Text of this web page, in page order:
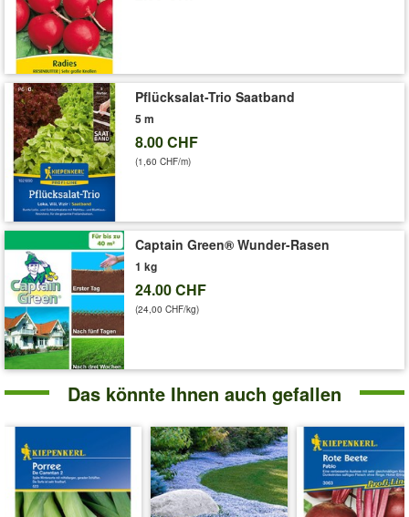
Pflücksalat-Trio Saatband
5 m
8.00 CHF
(1,60 CHF/m)
Captain Green® Wunder-Rasen
1 kg
24.00 CHF
(24,00 CHF/kg)
Das könnte Ihnen auch gefallen